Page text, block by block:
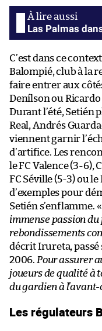
Las Palmas
C’est dans ce
Balompié, club à la
faire entrer aux
Denílson ou
Durant l’été, Setién
Real, Andrés
viennent garnir
d’artifice. Les
le FC Valence (3-6),
FC Séville (5-3) ou
d’exemples pour
Setién s’enflamme. «
immense passion
rebondissements
décrit Irureta, passé
2006. Pour assurer
joueurs de qualité à
du gardien à
Les régulateurs